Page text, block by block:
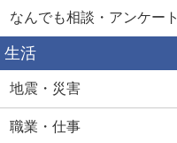
なんでも相談・アンケート
生活
地震・災害
職業・仕事